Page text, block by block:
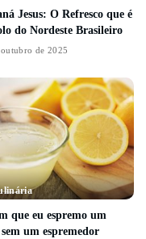
Jesus: O Refresco que é
do Nordeste Brasileiro
de 2025
que eu espremo um
um espremedor